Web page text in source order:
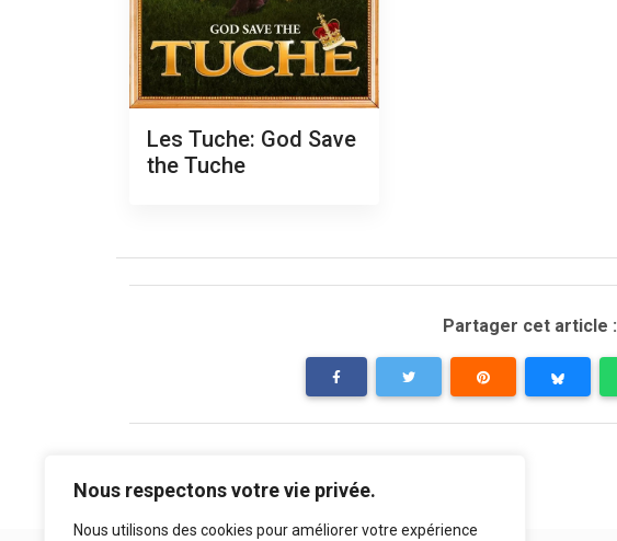
Nous respectons votre vie privée.
Nous utilisons des cookies pour améliorer votre expérience
Les Tuche: God Save
the Tuche
Partager cet article :